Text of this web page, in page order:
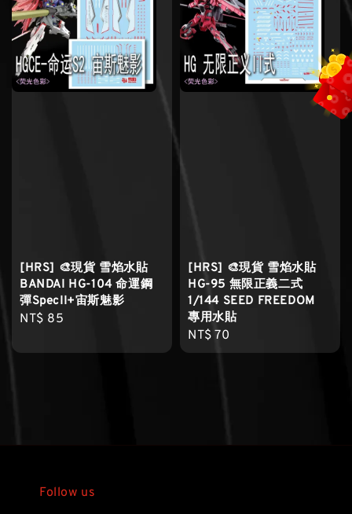
[HRS] 🎨現貨 雪焰水貼
BANDAI HG-104 命運鋼
彈SpecII+宙斯魅影
Regular
NT$ 85
[HRS] 🎨現貨 雪焰水貼
HG-95 無限正義二式
1/144 SEED FREEDOM
專用水貼
Regular
price
NT$ 70
Follow us